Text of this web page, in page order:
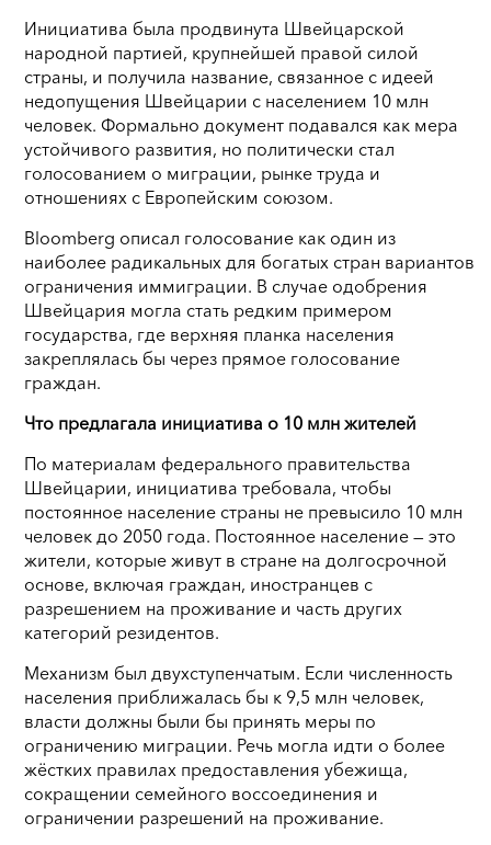
Инициатива была продвинута Швейцарской
народной партией, крупнейшей правой силой
страны, и получила название, связанное с идеей
недопущения Швейцарии с населением 10 млн
человек. Формально документ подавался как мера
устойчивого развития, но политически стал
голосованием о миграции, рынке труда и
отношениях с Европейским союзом.
Bloomberg описал голосование как один из
наиболее радикальных для богатых стран вариантов
ограничения иммиграции. В случае одобрения
Швейцария могла стать редким примером
государства, где верхняя планка населения
закреплялась бы через прямое голосование
граждан.
Что предлагала инициатива о 10 млн жителей
По материалам федерального правительства
Швейцарии, инициатива требовала, чтобы
постоянное население страны не превысило 10 млн
человек до 2050 года. Постоянное население — это
жители, которые живут в стране на долгосрочной
основе, включая граждан, иностранцев с
разрешением на проживание и часть других
категорий резидентов.
Механизм был двухступенчатым. Если численность
населения приближалась бы к 9,5 млн человек,
власти должны были бы принять меры по
ограничению миграции. Речь могла идти о более
жёстких правилах предоставления убежища,
сокращении семейного воссоединения и
ограничении разрешений на проживание.